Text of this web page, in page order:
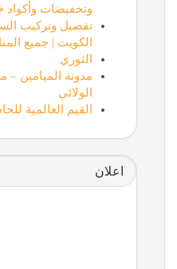
وتخفيضات وأكواد
تفصيل وتركيب
الكويت | جميع
الثوري
مدونة الميامين
الولائي
القيم العالمية
اعلان